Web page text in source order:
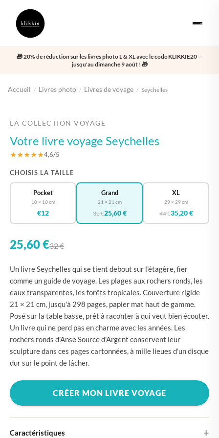
🎁 20% de réduction sur les livres photo L & XL avec le code KLIKKIE20 —
jusqu'au dimanche 9 août ! 🎁
Accueil / Livres photo / Livres de voyage / Seychelles
LA COLLECTION VOYAGE
Votre livre voyage Seychelles
★★★★★4,6/5
CHOISIS LA TAILLE
Pocket
10 × 10 cm
€12
Grand
21 × 21 cm
32 €25,60 €
XL
29 × 29 cm
44 €35,20 €
25,60 €32 €
Un livre Seychelles qui se tient debout sur l'étagère, fier
comme un guide de voyage. Les plages aux rochers ronds, les
eaux transparentes, les forêts tropicales. Couverture rigide
21 × 21 cm, jusqu'à 298 pages, papier mat haut de gamme.
Posé sur la table basse, prêt à raconter à qui veut bien écouter.
Un livre qui ne perd pas en charme avec les années. Les
rochers ronds d'Anse Source d'Argent conservent leur
sculpture dans ces pages cartonnées, à mille lieues d'un disque
dur sur le point de lâcher.
CRÉER MON LIVRE VOYAGE
Caractéristiques